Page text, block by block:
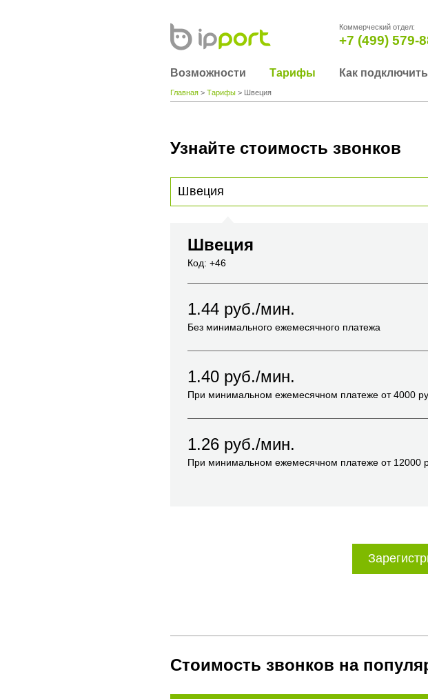
Коммерческий отдел:
+7 (499) 579-
Возможности Тарифы Как подключить
Главная > Тарифы > Швеция
Узнайте стоимость звонков
Швеция
Код: +46
1.44 руб./мин.
Без минимального ежемесячного платежа
1.40 руб./мин.
При минимальном ежемесячном платеже от4000
1.26 руб./мин.
При минимальном ежемесячном платеже от 12000
Стоимость звонков на